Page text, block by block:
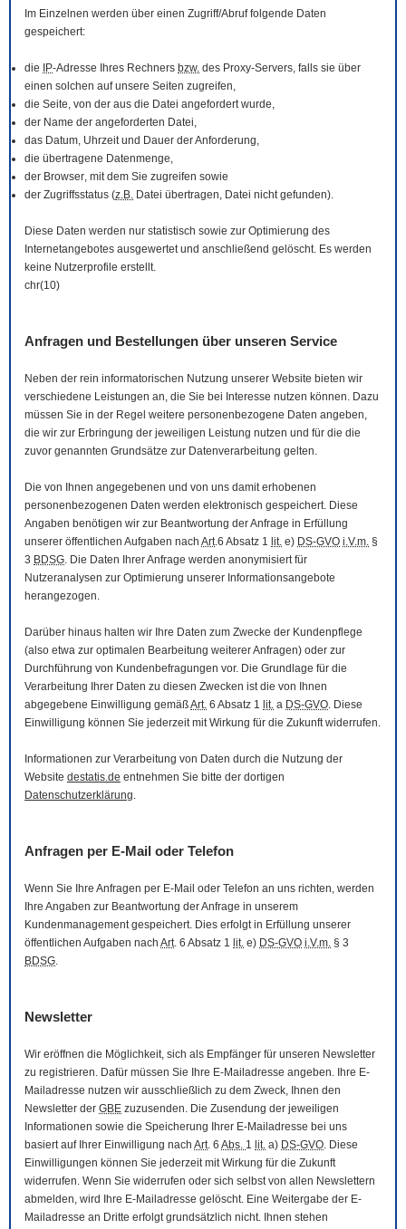
Im Einzelnen werden über einen Zugriff/Abruf folgende Daten
gespeichert:
die IP-Adresse Ihres Rechners bzw. des Proxy-Servers, falls sie über
einen solchen auf unsere Seiten zugreifen,
die Seite, von der aus die Datei angefordert wurde,
der Name der angeforderten Datei,
das Datum, Uhrzeit und Dauer der Anforderung,
die übertragene Datenmenge,
der Browser, mit dem Sie zugreifen sowie
der Zugriffsstatus (z.B. Datei übertragen, Datei nicht gefunden).
Diese Daten werden nur statistisch sowie zur Optimierung des
Internetangebotes ausgewertet und anschließend gelöscht. Es werden
keine Nutzerprofile erstellt.
chr(10)
Anfragen und Bestellungen über unseren Service
Neben der rein informatorischen Nutzung unserer Website bieten wir
verschiedene Leistungen an, die Sie bei Interesse nutzen können. Dazu
müssen Sie in der Regel weitere personenbezogene Daten angeben,
die wir zur Erbringung der jeweiligen Leistung nutzen und für die die
zuvor genannten Grundsätze zur Datenverarbeitung gelten.
Die von Ihnen angegebenen und von uns damit erhobenen
personenbezogenen Daten werden elektronisch gespeichert. Diese
Angaben benötigen wir zur Beantwortung der Anfrage in Erfüllung
unserer öffentlichen Aufgaben nach Art.6 Absatz 1 lit. e) DS-GVO i.V.m. §
3 BDSG. Die Daten Ihrer Anfrage werden anonymisiert für
Nutzeranalysen zur Optimierung unserer Informationsangebote
herangezogen.
Darüber hinaus halten wir Ihre Daten zum Zwecke der Kundenpflege
(also etwa zur optimalen Bearbeitung weiterer Anfragen) oder zur
Durchführung von Kundenbefragungen vor. Die Grundlage für die
Verarbeitung Ihrer Daten zu diesen Zwecken ist die von Ihnen
abgegebene Einwilligung gemäßArt. 6 Absatz 1 lit. a DS-GVO. Diese
Einwilligung können Sie jederzeit mit Wirkung für die Zukunft widerrufen.
Informationen zur Verarbeitung von Daten durch die Nutzung der
Website destatis.de entnehmen Sie bitte der dortigen
Datenschutzerklärung.
Anfragen per E-Mail oder Telefon
Wenn Sie Ihre Anfragen per E-Mail oder Telefon an uns richten, werden
Ihre Angaben zur Beantwortung der Anfrage in unserem
Kundenmanagement gespeichert. Dies erfolgt in Erfüllung unserer
öffentlichen Aufgaben nach Art. 6 Absatz 1 lit. e) DS-GVO i.V.m. § 3
BDSG.
Newsletter
Wir eröffnen die Möglichkeit, sich als Empfänger für unseren Newsletter
zu registrieren. Dafür müssen Sie Ihre E-Mail adresse angeben. Ihre E-
Mail adresse nutzen wir ausschließlich zu dem Zweck, Ihnen den
Newsletter der GBE zuzusenden. Die Zusendung der jeweiligen
Informationen sowie die Speicherung Ihrer E-Mail adresse bei uns
basiert auf Ihrer Einwilligung nach Art. 6 Abs. 1 lit. a) DS-GVO. Diese
Einwilligungen können Sie jederzeit mit Wirkung für die Zukunft
widerrufen. Wenn Sie widerrufen oder sich selbst von allen Newslettern
abmelden, wird Ihre E-Mail adresse gelöscht. Eine Weitergabe der E-
Mail adresse an Dritte erfolgt grundsätzlich nicht. Ihnen stehen